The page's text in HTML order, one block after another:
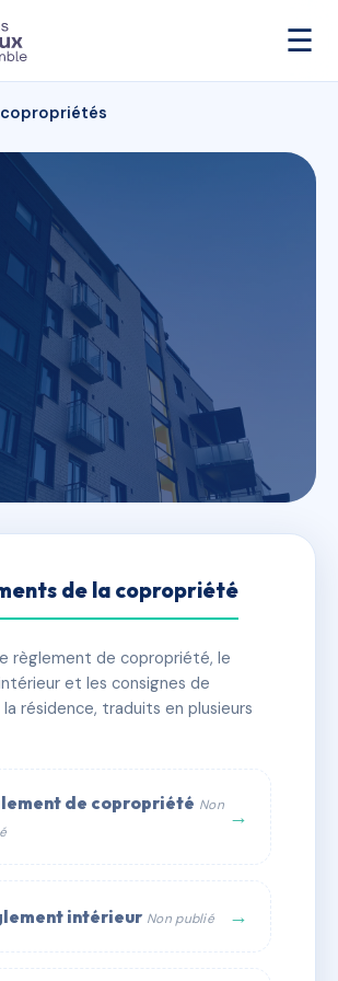
☰
Rue Jeanne d'Arc -
d'Arc 57270 Uckange
🏠 10 lots 🏗 2 bâtiment(s)
Syndic Digital 💬 WhatsApp
de la copropriété
règlement de copropriété, le
et les consignes de
résidence, traduits en plusieurs
de copropriété Non →
intérieur Non publié →